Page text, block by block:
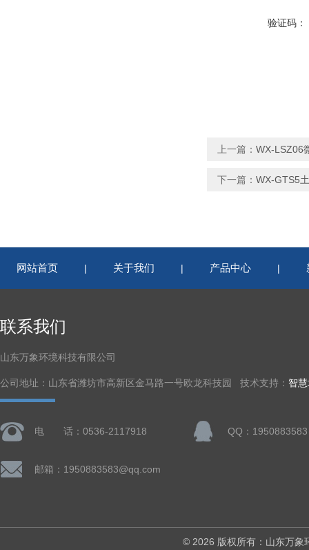
验证码：
上一篇： WX-LSZ06
下一篇： WX-GTS5
网站首页 | 关于我们 | 产品中心 |
联系我们
山东万象环境科技有限公司
公司地址：山东省潍坊市高新区金马路一号欧龙科技园 技术支持： 智
电 话：0536-2117918 QQ：1950883583
邮箱：1950883583@qq.com
© 2026 版权所有：山东万